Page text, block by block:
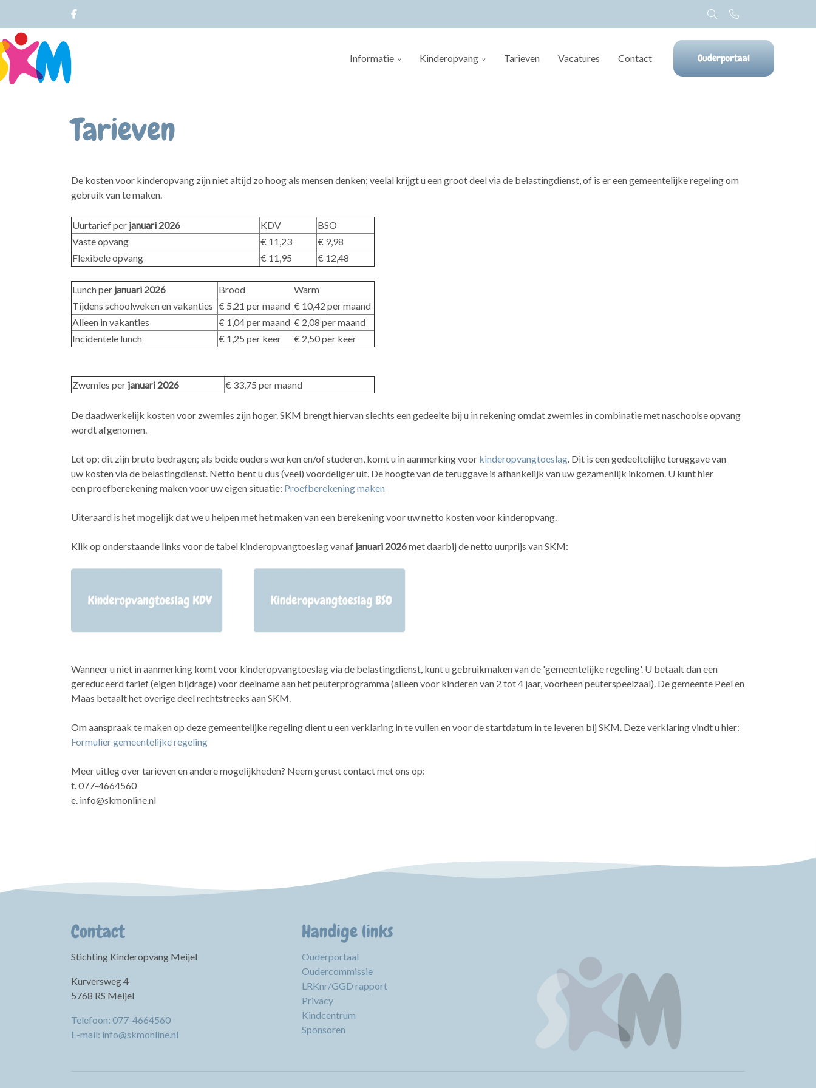
Informatie Kinderopvang Tarieven Vacatures Contact Ouderportaal
Tarieven
De kosten voor kinderopvang zijn niet altijd zo hoog als mensen denken; veelal krijgt u een groot deel via de belastingdienst, of is er een gemeentelijke regeling om
gebruik van te maken.
Uurtarief per januari 2026 KDV
BSO
Vaste opvang
€ 11,23
€ 9,98
Flexibele opvang
€ 11,95 € 12,48
Lunch per januari 2026 Brood
Warm
Tijdens schoolweken en vakanties € 5,21 per maand € 10,42 per maand
Alleen in vakanties
€ 1,04 per maand € 2,08 per maand
Incidentele lunch
€ 1,25 per keer € 2,50 per keer
Zwemles per januari 2026 € 33,75 per maand
De daadwerkelijk kosten voor zwemles zijn hoger. SKM brengt hiervan slechts een gedeelte bij u in rekening omdat zwemles in combinatie met naschoolse opvang
wordt afgenomen.
Let op: dit zijn bruto bedragen; als beide ouders werken en/of studeren, komt u in aanmerking voor kinderopvangtoeslag. Dit is een gedeeltelijke teruggave van
uw kosten via de belastingdienst. Netto bent u dus (veel) voordeliger uit. De hoogte van de teruggave is afhankelijk van uw gezamenlijk inkomen. U kunt hier
een proefberekening maken voor uw eigen situatie: Proefberekening maken
Uiteraard is het mogelijk dat we u helpen met het maken van een berekening voor uw netto kosten voor kinderopvang.
Klik op onderstaande links voor de tabel kinderopvangtoeslag vanaf januari 2026met daarbij de netto uurprijs van SKM:
Wanneer u niet in aanmerking komt voor kinderopvangtoeslag via de belastingdienst, kunt u gebruikmaken van de 'gemeentelijke regeling'. U betaalt dan een
gereduceerd tarief (eigen bijdrage) voor deelname aan het peuterprogramma (alleen voor kinderen van 2 tot 4 jaar, voorheen peuterspeelzaal). De gemeente Peel en
Maas betaalt het overige deel rechtstreeks aan SKM.
Om aanspraak te maken op deze gemeentelijke regeling dient u een verklaring in te vullen en voor de startdatum in te leveren bij SKM. Deze verklaring vindt u hier:
Formulier gemeentelijke regeling
Meer uitleg over tarieven en andere mogelijkheden? Neem gerust contact met ons op:
t. 077-4664560
e. info@skmonline.nl
Contact
Stichting Kinderopvang Meijel
Kurversweg 4
5768 RS Meijel
Telefoon: 077-4664560
E-mail: info@skmonline.nl
Handige links
Ouderportaal
Oudercommissie
LRKnr/GGD rapport
Privacy
Kindcentrum
Sponsoren